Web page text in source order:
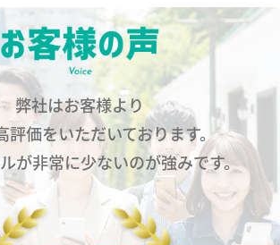
弊社はお客様より
評価をいただいております。
が非常に少ないのが強みです。